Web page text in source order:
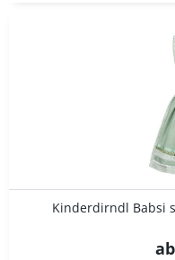
Kinderdirndl Babsi